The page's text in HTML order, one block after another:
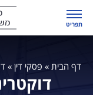
תפריט
דף הבית » פסקי דין »